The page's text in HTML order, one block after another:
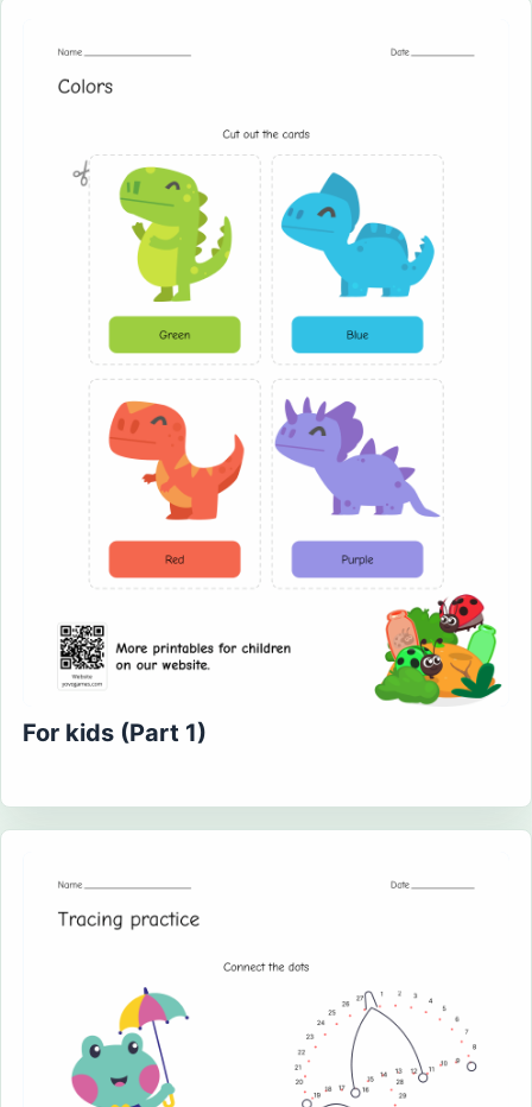
For kids (Part 1)